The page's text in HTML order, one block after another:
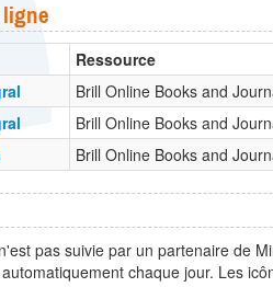
Ressource
Brill Online Books and
Brill Online Books and
Brill Online Books and
pas suivie par un partenaire de
chaque jour. Les